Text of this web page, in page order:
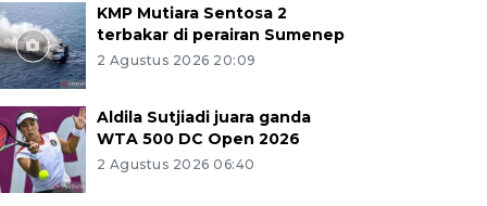
KMP Mutiara Sentosa 2
terbakar di perairan Sumenep
2 Agustus 2026 20:09
Aldila Sutjiadi juara ganda
WTA 500 DC Open 2026
2 Agustus 2026 06:40